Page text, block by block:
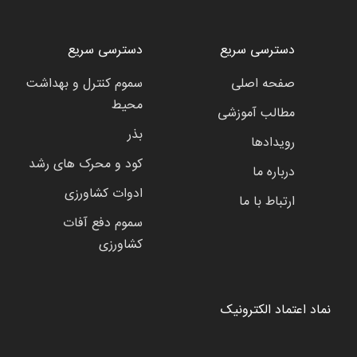
دسترسی سریع
صفحه اصلی
مطالب آموزشی
رویدادها
درباره ما
ارتباط با ما
دسترسی سریع
سموم کنترل و بهداشت
محیط
بذر
کود و محرک های رشد
ادوات کشاورزی
سموم دفع آفات
کشاورزی
نماد اعتماد الکترونیک